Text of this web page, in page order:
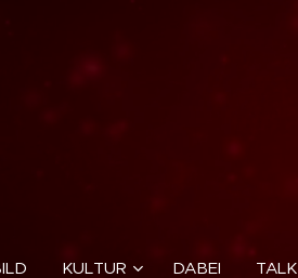
KULTUR DABEI TALK